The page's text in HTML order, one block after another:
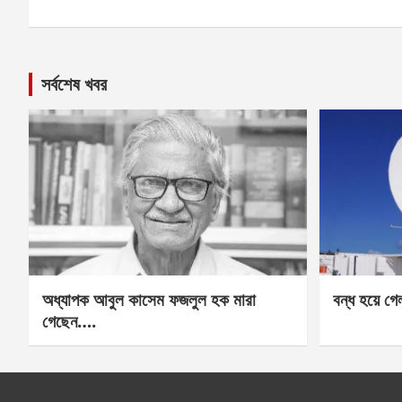
সর্বশেষ খবর
অধ্যাপক আবুল কাসেম ফজলুল হক মারা
গেছেন….
বন্ধ হয়ে